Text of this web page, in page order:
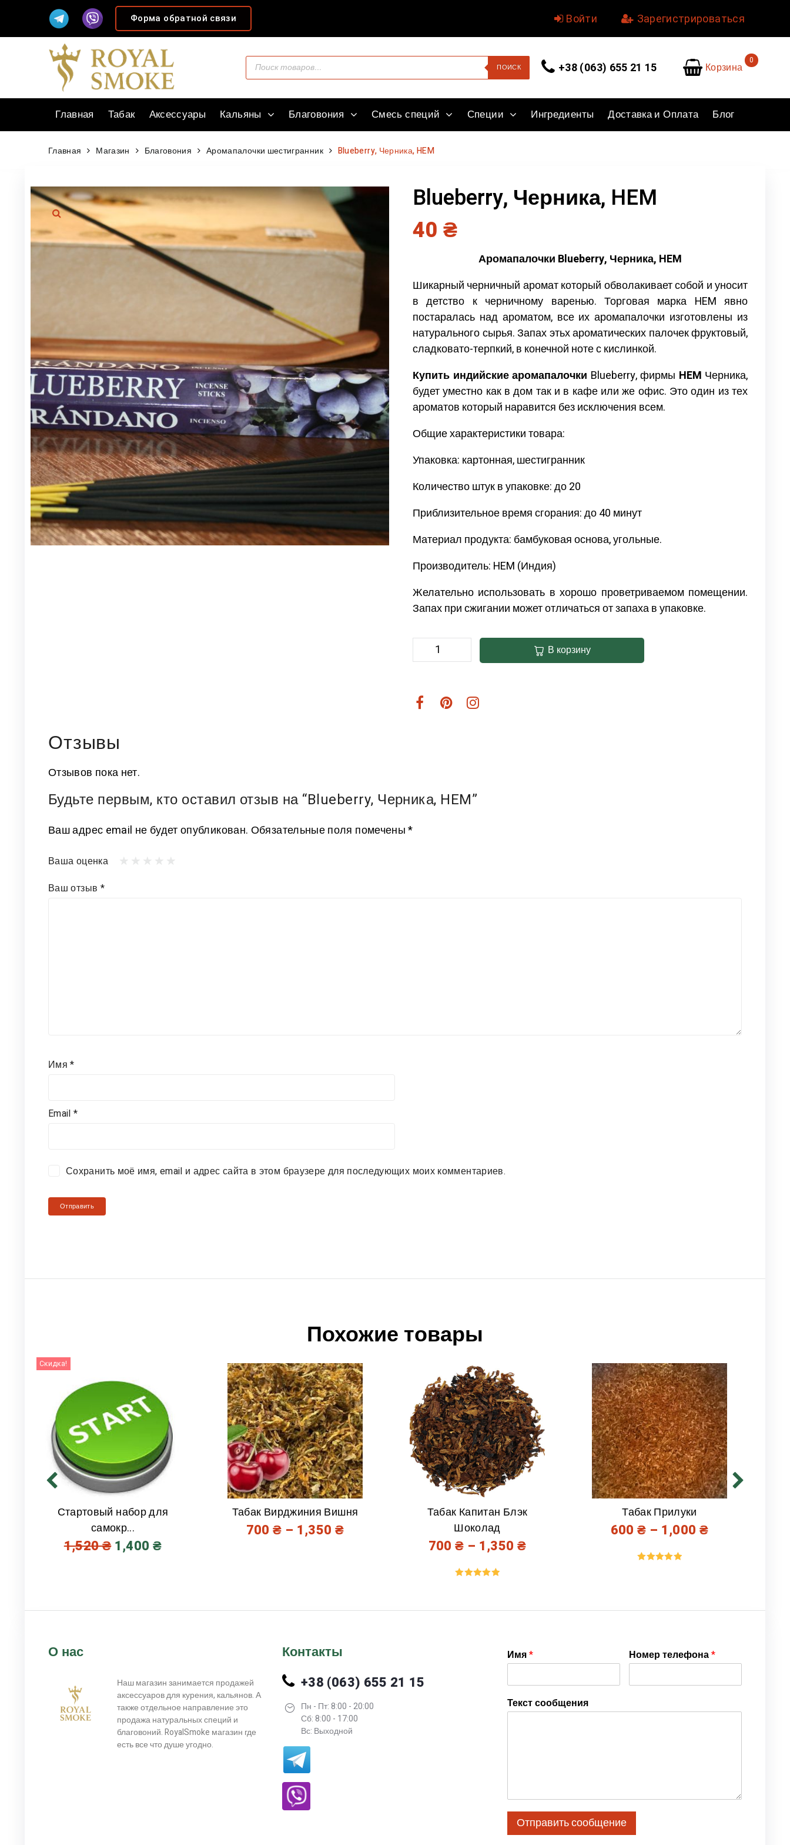
Форма обратной связи Войти Зарегистрироваться
ПОИСК +38 (063) 655 21 15 Корзина
0
Главная Табак Аксессуары Кальяны Благовония Смесь специй Специи Ингредиенты Доставка и Оплата Блог
Главная Магазин Благовония Аромапалочки шестигранник Blueberry, Черника, HEM
Blueberry, Черника, HEM
40₴
Аромапалочки Blueberry, Черника, HEM
Шикарный черничный аромат который обволакивает собой и уносит
в детство к черничному варенью. Торговая марка HEM явно
постаралась над ароматом, все их аромапалочки изготовлены из
натурального сырья. Запах этьх ароматических палочек фруктовый,
сладковато-терпкий, в конечной ноте с кислинкой.
Купить индийские аромапалочки Blueberry, фирмы HEM Черника,
будет уместно как в дом так и в кафе или же офис. Это один из тех
ароматов который наравится без исключения всем.
Общие характеристики товара:
Упаковка: картонная, шестигранник
Количество штук в упаковке: до 20
Приблизительное время сгорания: до 40 минут
Материал продукта: бамбуковая основа, угольные.
Производитель: HEM (Индия)
Желательно использовать в хорошо проветриваемом помещении.
Запах при сжигании может отличаться от запаха в упаковке.
В корзину
Отзывы
Отзывов пока нет.
Будьте первым, кто оставил отзыв на “Blueberry, Черника, HEM”
Ваш адрес email не будет опубликован. Обязательные поля помечены*
Ваша оценка
Ваш отзыв *
Имя*
Email*
Сохранить моё имя, email и адрес сайта в этом браузере для последующих моих комментариев.
Похожие товары
Скидка!
Стартовый набор для
самокр...
1,520₴ 1,400 ₴
Табак Вирджиния Вишня
700₴ – 1,350 ₴
Табак Капитан Блэк
Шоколад
700₴ – 1,350 ₴
Табак Прилуки
600₴ – 1,000 ₴
О нас
Наш магазин занимается продажей
аксессуаров для курения, кальянов. А
также отдельное направление это
продажа натуральных специй и
благовоний. RoyalSmoke магазин где
есть все что душе угодно.
Контакты
+38 (063) 655 21 15
Пн - Пт: 8:00 - 20:00
Сб: 8:00 - 17:00
Вс: Выходной
Имя* Номер телефона*
Текст сообщения
Отправить сообщение